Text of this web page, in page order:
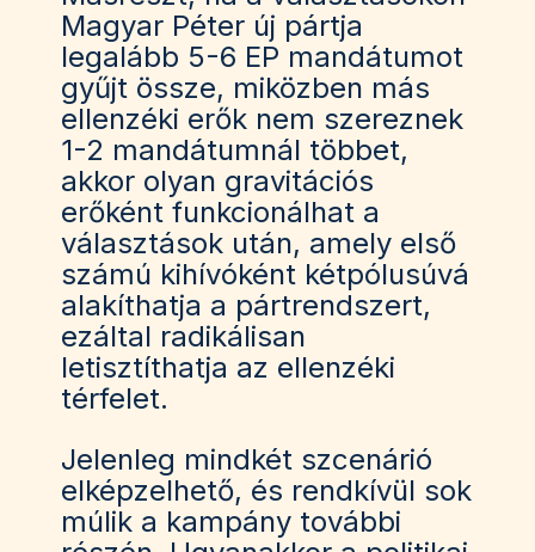
Magyar Péter új pártja
legalább 5-6 EP mandátumot
gyűjt össze, miközben más
ellenzéki erők nem szereznek
1-2 mandátumnál többet,
akkor olyan gravitációs
erőként funkcionálhat a
választások után, amely első
számú kihívóként kétpólusúvá
alakíthatja a pártrendszert,
ezáltal radikálisan
letisztíthatja az ellenzéki
térfelet.
Jelenleg mindkét szcenárió
elképzelhető, és rendkívül sok
múlik a kampány további